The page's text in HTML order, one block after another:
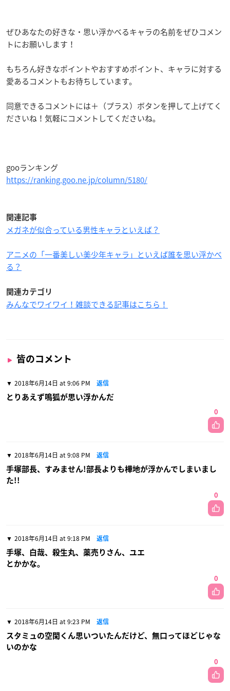
ぜひあなたの好きな・思い浮かべるキャラの名前をぜひコメン
トにお願いします！
もちろん好きなポイントやおすすめポイント、キャラに対する
愛あるコメントもお待ちしています。
同意できるコメントには＋（プラス）ボタンを押して上げてく
ださいね！気軽にコメントしてくださいね。
gooランキング
https://ranking.goo.ne.jp/column/5180/
関連記事
メガネが似合っている男性キャラといえば？
アニメの「一番美しい美少年キャラ」といえば誰を思い浮かべ
る？
関連カテゴリ
みんなでワイワイ！雑談できる記事はこちら！
皆のコメント
2018年6月14日 at 9:06 PM 返信
とりあえず鳴狐が思い浮かんだ
0
2018年6月14日 at 9:08 PM 返信
手塚部長、すみません!部長よりも樺地が浮かんでしまいまし
た!!
0
2018年6月14日 at 9:18 PM 返信
手塚、白哉、殺生丸、薬売りさん、ユエ
とかかな。
0
2018年6月14日 at 9:23 PM 返信
スタミュの空閑くん思いついたんだけど、無口ってほどじゃな
いのかな
0